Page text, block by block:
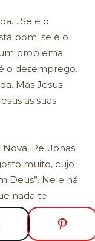
Se é o
bom; se é o
problema
o desemprego.
Mas Jesus
as suas
Pe. Jonas
muito, cujo
Deus”. Nele há
nada te
está muito
para quem